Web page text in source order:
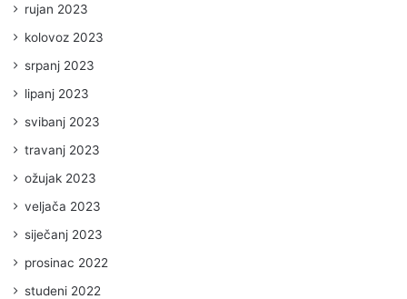
rujan 2023
kolovoz 2023
srpanj 2023
lipanj 2023
svibanj 2023
travanj 2023
ožujak 2023
veljača 2023
siječanj 2023
prosinac 2022
studeni 2022